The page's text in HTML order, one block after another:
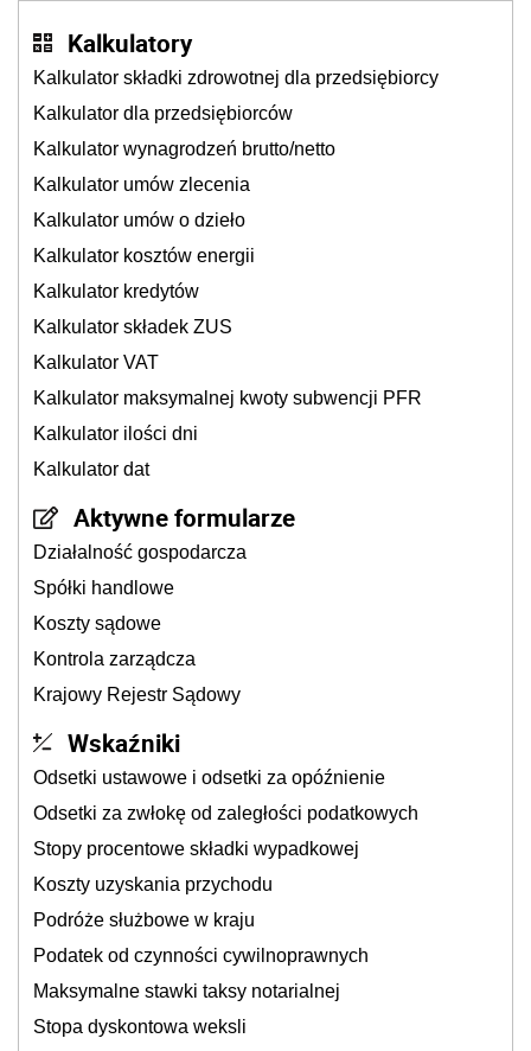
Kalkulatory
Kalkulator składki zdrowotnej dla przedsiębiorcy
Kalkulator dla przedsiębiorców
Kalkulator wynagrodzeń brutto/netto
Kalkulator umów zlecenia
Kalkulator umów o dzieło
Kalkulator kosztów energii
Kalkulator kredytów
Kalkulator składek ZUS
Kalkulator VAT
Kalkulator maksymalnej kwoty subwencji PFR
Kalkulator ilości dni
Kalkulator dat
Aktywne formularze
Działalność gospodarcza
Spółki handlowe
Koszty sądowe
Kontrola zarządcza
Krajowy Rejestr Sądowy
Wskaźniki
Odsetki ustawowe i odsetki za opóźnienie
Odsetki za zwłokę od zaległości podatkowych
Stopy procentowe składki wypadkowej
Koszty uzyskania przychodu
Podróże służbowe w kraju
Podatek od czynności cywilnoprawnych
Maksymalne stawki taksy notarialnej
Stopa dyskontowa weksli